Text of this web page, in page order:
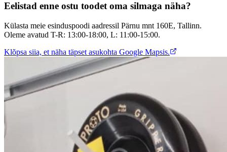
Eelistad enne ostu toodet oma silmaga näha?
Külasta meie esinduspoodi aadressil Pärnu mnt 160E, Tallinn.
Oleme avatud T-R: 13:00-18:00, L: 11:00-15:00.
Klõpsa siia, et näha täpset asukohta Google Mapsis.